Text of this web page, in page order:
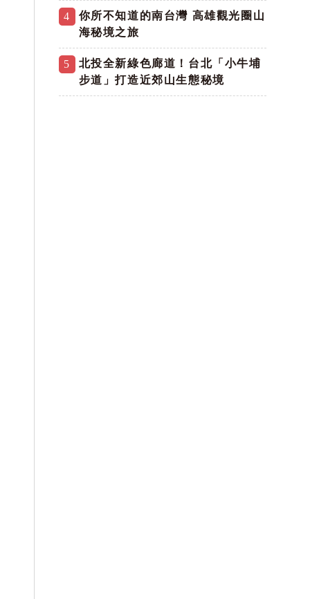
4
你所不知道的南台灣 高雄觀光圈山
海秘境之旅
5
北投全新綠色廊道！台北「小牛埔
步道」打造近郊山生態秘境